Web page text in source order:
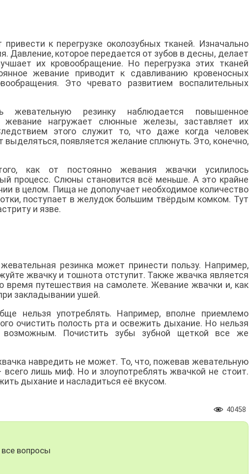
к перегрузке околозубных тканей. Изначально
Давление, которое передается от зубов в десны, делает
их кровообращение. Но перегрузка этих тканей
жевание приводит к сдавливанию кровеносных
Это чревато развитием воспалительных
резинку наблюдается повышенное
жевание нагружает слюнные железы, заставляет их
этого служит то, что даже когда человек
появляется желание сплюнуть. Это, конечно,
как от постоянно жевания жвачки усилилось
процесс. Слюны становится всё меньше. А это крайне
в целом. Пища не дополучает необходимое количество
поступает в желудок большим твёрдым комком. Тут
и язве.
резинка может принести пользу. Например,
жвачку и тошнота отступит. Также жвачка является
время путешествия на самолете. Жевание жвачки и, как
закладывании ушей.
нельзя употреблять. Например, вполне приемлемо
очистить полость рта и освежить дыхание. Но нельзя
возможным. Почистить зубы зубной щеткой все же
навредить не может. То, что, пожевав жевательную
лишь миф. Но и злоупотреблять жвачкой не стоит.
дыхание и насладиться её вкусом.
40458
вопросы